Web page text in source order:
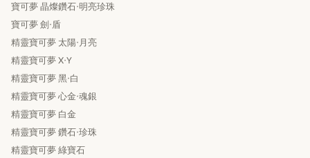
寶可夢 晶燦鑽石·明亮珍珠
寶可夢 劍·盾
精靈寶可夢 太陽·月亮
精靈寶可夢 X·Y
精靈寶可夢 黑·白
精靈寶可夢 心金·魂銀
精靈寶可夢 白金
精靈寶可夢 鑽石·珍珠
精靈寶可夢 綠寶石